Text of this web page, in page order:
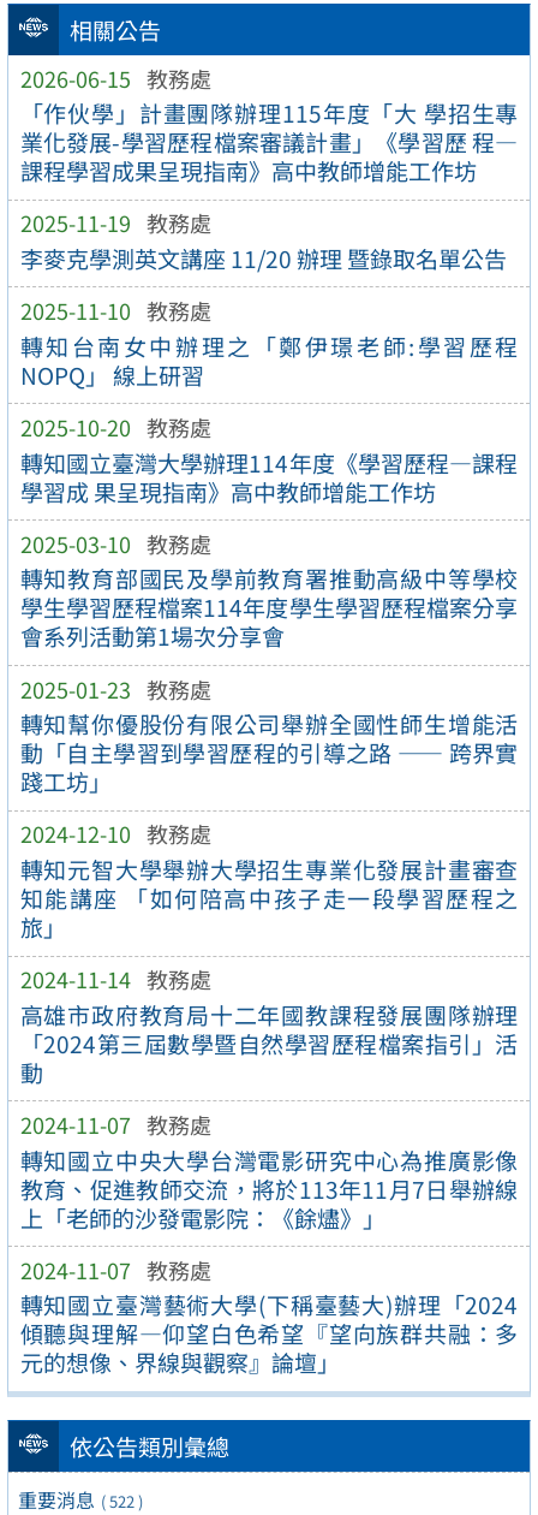
相關公告
2026-06-15 教務處
「作伙學」計畫團隊辦理115年度「大 學招生專
業化發展-學習歷程檔案審議計畫」《學習歷 程—
課程學習成果呈現指南》高中教師增能工作坊
2025-11-19 教務處
李麥克學測英文講座 11/20 辦理 暨錄取名單公告
2025-11-10 教務處
轉知台南女中辦理之「鄭伊璟老師:學習歷程
NOPQ」 線上研習
2025-10-20 教務處
轉知國立臺灣大學辦理114年度《學習歷程—課程
學習成 果呈現指南》高中教師增能工作坊
2025-03-10 教務處
轉知教育部國民及學前教育署推動高級中等學校
學生學習歷程檔案114年度學生學習歷程檔案分享
會系列活動第1場次分享會
2025-01-23 教務處
轉知幫你優股份有限公司舉辦全國性師生增能活
動「自主學習到學習歷程的引導之路 —— 跨界實
踐工坊」
2024-12-10 教務處
轉知元智大學舉辦大學招生專業化發展計畫審查
知能講座 「如何陪高中孩子走一段學習歷程之
旅」
2024-11-14 教務處
高雄市政府教育局十二年國教課程發展團隊辦理
「2024第三屆數學暨自然學習歷程檔案指引」活
動
2024-11-07 教務處
轉知國立中央大學台灣電影研究中心為推廣影像
教育、促進教師交流，將於113年11月7日舉辦線
上「老師的沙發電影院：《餘燼》」
2024-11-07 教務處
轉知國立臺灣藝術大學(下稱臺藝大)辦理「2024
傾聽與理解—仰望白色希望『望向族群共融：多
元的想像、界線與觀察』論壇」
依公告類別彙總
重要消息 ( 522 )